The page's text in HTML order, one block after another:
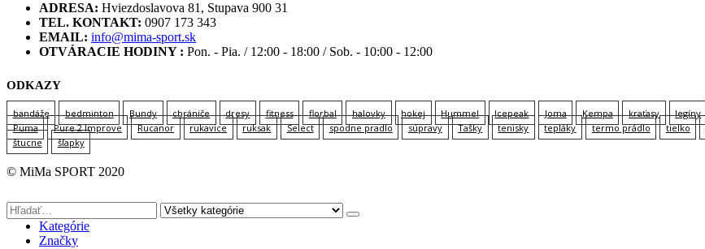
ADRESA: Hviezdoslavova 81, Stupava 900 31
TEL. KONTAKT: 0907 173 343
EMAIL: info@mima-sport.sk
OTVÁRACIE HODINY : Pon. - Pia. / 12:00 - 18:00 / Sob. - 10:00 - 12:00
ODKAZY
bandáže bedminton Bundy chrániče dresy fitness florbal halovky hokej Hummel Icepeak Joma Kempa kraťasy legíny
Puma
Pure 2 Improve Rucanor rukavice ruksak Select spodne pradlo súpravy Tašky tenisky tepláky termo prádlo tielko
štucne
šľapky
© MiMa SPORT 2020
Kategórie
Značky